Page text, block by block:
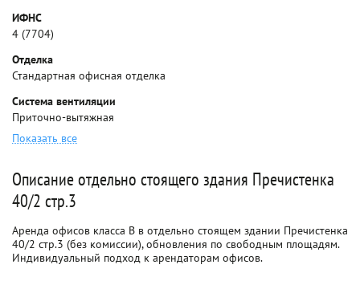
ИФНС
4 (7704)
Отделка
Стандартная офисная отделка
Система вентиляции
Приточно-вытяжная
Показать все
Описание отдельно стоящего здания Пречистенка
40/2 стр.3
Аренда офисов класса B в отдельно стоящем здании Пречистенка
40/2 стр.3 (без комиссии), обновления по свободным площадям.
Индивидуальный подход к арендаторам офисов.